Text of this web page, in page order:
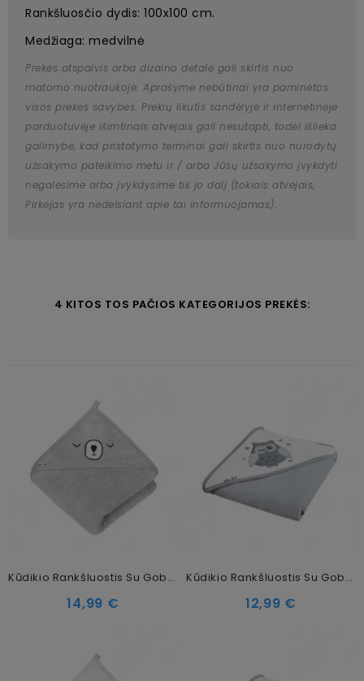
Rankšluosčio dydis: 100x100 cm.
Medžiaga: medvilnė
Prekės atspalvis arba dizaino detalė gali skirtis nuo
matomo nuotraukoje. Aprašyme nebūtinai yra paminėtos
visos prekės savybės. Prekių likutis sandėlyje ir internetinėje
parduotuvėje išimtinais atvejais gali nesutapti, todėl išlieka
galimybė, kad pristatymo terminai gali skirtis nuo nurodytų
užsakymo pateikimo metu ir / arba Jūsų užsakymo įvykdyti
negalėsime arba įvykdysime tik jo dalį (tokiais atvejais,
Pirkėjas yra nedelsiant apie tai informuojamas).
4 KITOS TOS PAČIOS KATEGORIJOS PREKĖS:
Kūdikio Rankšluostis Su Gobtuvu Akuku A0662, 100x100cm
Kaina
14,99 €
Kūdikio Rankšluostis Su Gobtuvu Akuku Grey, 80x80
Kaina
12,99 €